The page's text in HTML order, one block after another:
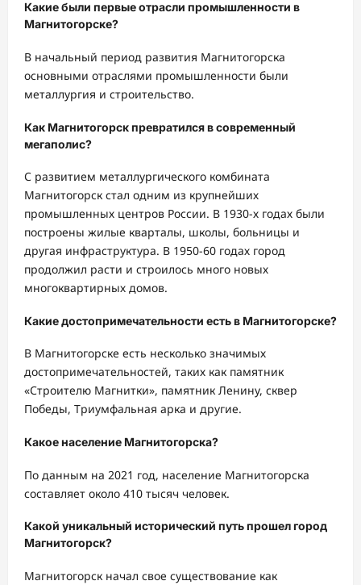
Какие были первые отрасли промышленности в
Магнитогорске?
В начальный период развития Магнитогорска
основными отраслями промышленности были
металлургия и строительство.
Как Магнитогорск превратился в современный
мегаполис?
С развитием металлургического комбината
Магнитогорск стал одним из крупнейших
промышленных центров России. В 1930-х годах были
построены жилые кварталы, школы, больницы и
другая инфраструктура. В 1950-60 годах город
продолжил расти и строилось много новых
многоквартирных домов.
Какие достопримечательности есть в Магнитогорске?
В Магнитогорске есть несколько значимых
достопримечательностей, таких как памятник
«Строителю Магнитки», памятник Ленину, сквер
Победы, Триумфальная арка и другие.
Какое население Магнитогорска?
По данным на 2021 год, население Магнитогорска
составляет около 410 тысяч человек.
Какой уникальный исторический путь прошел город
Магнитогорск?
Магнитогорск начал свое существование как